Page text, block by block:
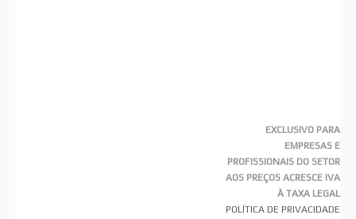
EXCLUSIVO PARA
EMPRESAS E
PROFISSIONAIS DO SETOR
AOS PREÇOS ACRESCE IVA
À TAXA LEGAL
POLÍTICA DE PRIVACIDADE